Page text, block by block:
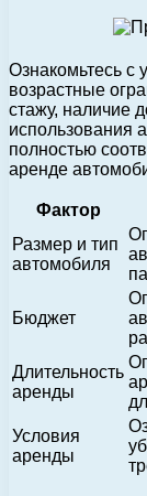
Ознакомьтесь с
возрастные
стажу, наличие
использования
полностью
аренде
Фактор
Размер и тип
автомобиля
Бюджет
Длительность
аренды
Условия
аренды